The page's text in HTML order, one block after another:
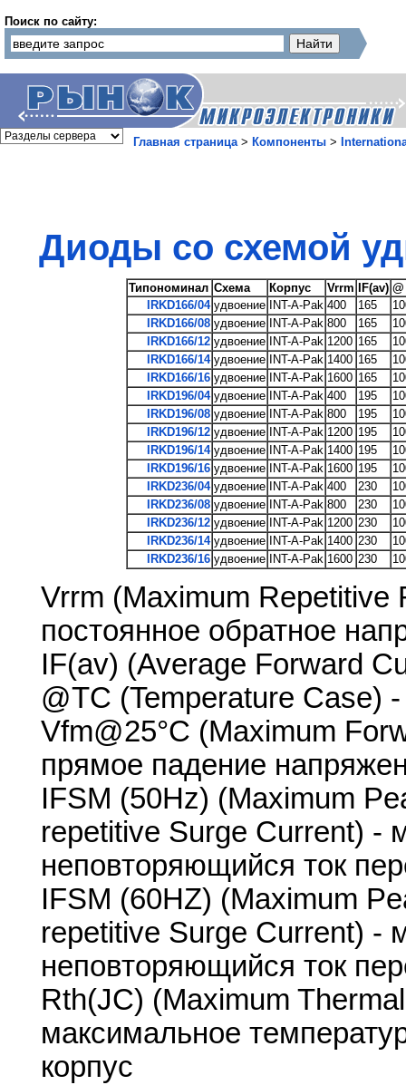
Поиск по сайту:
Главная страница> Компоненты >
Диоды со схемой
Типономинал Схема Корпус Vrrm IF(av)
IRKD166/04 удвоение INT-A-Pak 400 165
IRKD166/08 удвоение INT-A-Pak 800 165
IRKD166/12 удвоение INT-A-Pak 1200 165
IRKD166/14 удвоение INT-A-Pak 1400 165
IRKD166/16 удвоение INT-A-Pak 1600 165
IRKD196/04 удвоение INT-A-Pak 400 195
IRKD196/08 удвоение INT-A-Pak 800 195
IRKD196/12 удвоение INT-A-Pak 1200 195
IRKD196/14 удвоение INT-A-Pak 1400 195
IRKD196/16 удвоение INT-A-Pak 1600 195
IRKD236/04 удвоение INT-A-Pak 400 230
IRKD236/08 удвоение INT-A-Pak 800 230
IRKD236/12 удвоение INT-A-Pak 1200 230
IRKD236/14 удвоение INT-A-Pak 1400 230
IRKD236/16 удвоение INT-A-Pak 1600 230
Vrrm (Maximum Repetitive
постоянное обратное
IF(av) (Average Forward
@TC (Temperature Case)
Vfm@25°C (Maximum
прямое падение
IFSM (50Hz) (Maximum
repetitive Surge Current) -
неповторяющийся ток
IFSM (60HZ) (Maximum
repetitive Surge Current) -
неповторяющийся ток
Rth(JC) (Maximum
максимальное
корпус